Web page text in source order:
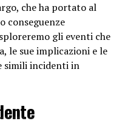
un’indagine
situazione. Sono stati
oculari
di raccogliere prove e
verità. Tuttavia,
di comportamento
raccolte
che ha portato al
conseguenze
gli eventi che
le sue implicazioni e le
simili incidenti in